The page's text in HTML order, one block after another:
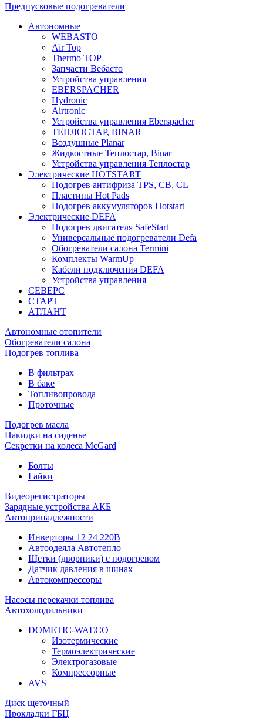
Предпусковые подогреватели
Автономные
WEBASTO
Air Top
Thermo TOP
Запчасти Вебасто
Устройства управления
EBERSPACHER
Hydronic
Airtronic
Устройства управления Eberspacher
ТЕПЛОСТАР, BINAR
Воздушные Planar
Жидкостные Теплостар, Binar
Устройства управления Теплостар
Электрические HOTSTART
Подогрев антифриза TPS, CB, CL
Пластины Hot Pads
Подогрев аккумуляторов Hotstart
Электрические DEFA
Подогрев двигателя SafeStart
Универсальные подогреватели Defa
Обогреватели салона Termini
Комплекты WarmUp
Кабели подключения DEFA
Устройства управления
СЕВЕРС
СТАРТ
АТЛАНТ
Автономные отопители
Обогреватели салона
Подогрев топлива
В фильтрах
В баке
Топливопровода
Проточные
Подогрев масла
Накидки на сиденье
Секретки на колеса McGard
Болты
Гайки
Видеорегистраторы
Зарядные устройства АКБ
Автопринадлежности
Инверторы 12 24 220В
Автоодеяла Автотепло
Щетки (дворники) с подогревом
Датчик давления в шинах
Автокомпрессоры
Насосы перекачки топлива
Автохолодильники
DOMETIC-WAECO
Изотермические
Термоэлектрические
Электрогазовые
Компрессорные
AVS
Диск щеточный
Прокладки ГБЦ